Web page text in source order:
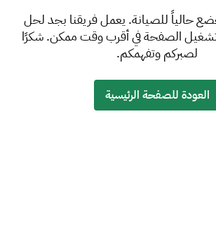
حالياً للصيانة. يعمل فريقنا بجد لحل
تشغيل الصفحة في أقرب وقت ممكن. شكرًا
لصبركم وتفهمكم.
العودة للصفحة الرئيسية